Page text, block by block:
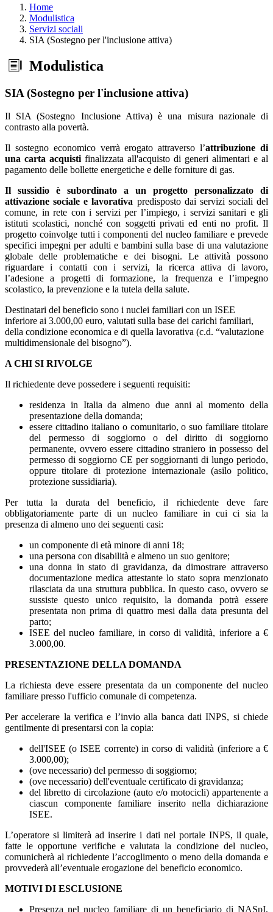
Home
Modulistica
Servizi sociali
SIA (Sostegno per l'inclusione attiva)
Modulistica
SIA (Sostegno per l'inclusione attiva)
Il SIA (Sostegno Inclusione Attiva) è una misura nazionale di
contrasto alla povertà.
Il sostegno economico verrà erogato attraverso l’attribuzione di
una carta acquistifinalizzata all'acquisto di generi alimentari e al
pagamento delle bollette energetiche e delle forniture di gas.
Il sussidio è subordinato a un progetto personalizzato di
attivazione sociale e lavorativa predisposto dai servizi sociali del
comune, in rete con i servizi per l’impiego, i servizi sanitari e gli
istituti scolastici, nonché con soggetti privati ed enti no profit. Il
progetto coinvolge tutti i componenti del nucleo familiare e prevede
specifici impegni per adulti e bambini sulla base di una valutazione
globale delle problematiche e dei bisogni. Le attività possono
riguardare i contatti con i servizi, la ricerca attiva di lavoro,
l’adesione a progetti di formazione, la frequenza e l’impegno
scolastico, la prevenzione e la tutela della salute.
Destinatari del beneficio sono i nuclei familiari con un ISEE
inferiore ai 3.000,00 euro, valutati sulla base dei carichi familiari,
della condizione economica e di quella lavorativa (c.d. “valutazione
multidimensionale del bisogno”).
A CHI SI RIVOLGE
Il richiedente deve possedere i seguenti requisiti:
residenza in Italia da almeno due anni al momento della
presentazione della domanda;
essere cittadino italiano o comunitario, o suo familiare titolare
del permesso di soggiorno o del diritto di soggiorno
permanente, ovvero essere cittadino straniero in possesso del
permesso di soggiorno CE per soggiornanti di lungo periodo,
oppure titolare di protezione internazionale (asilo politico,
protezione sussidiaria).
Per tutta la durata del beneficio, il richiedente deve fare
obbligatoriamente parte di un nucleo familiare in cui ci sia la
presenza di almeno uno dei seguenti casi:
un componente di età minore di anni 18;
una persona con disabilità e almeno un suo genitore;
una donna in stato di gravidanza, da dimostrare attraverso
documentazione medica attestante lo stato sopra menzionato
rilasciata da una struttura pubblica. In questo caso, ovvero se
sussiste questo unico requisito, la domanda potrà essere
presentata non prima di quattro mesi dalla data presunta del
parto;
ISEE del nucleo familiare, in corso di validità, inferiore a €
3.000,00.
PRESENTAZIONE DELLA DOMANDA
La richiesta deve essere presentata da un componente del nucleo
familiare presso l'ufficio comunale di competenza.
Per accelerare la verifica e l’invio alla banca dati INPS, si chiede
gentilmente di presentarsi con la copia:
dell'ISEE (o ISEE corrente) in corso di validità (inferiore a €
3.000,00);
(ove necessario) del permesso di soggiorno;
(ove necessario) dell'eventuale certificato di gravidanza;
del libretto di circolazione (auto e/o motocicli) appartenente a
ciascun componente familiare inserito nella dichiarazione
ISEE.
L’operatore si limiterà ad inserire i dati nel portale INPS, il quale,
fatte le opportune verifiche e valutata la condizione del nucleo,
comunicherà al richiedente l’accoglimento o meno della domanda e
provvederà all’eventuale erogazione del beneficio economico.
MOTIVI DI ESCLUSIONE
Presenza nel nucleo familiare di un beneficiario di NASpI,